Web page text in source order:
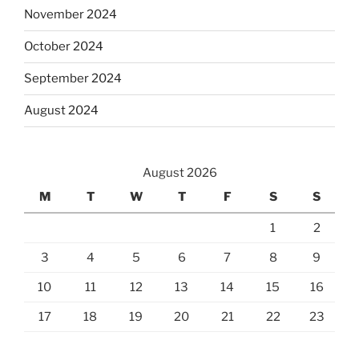
November 2024
October 2024
September 2024
August 2024
August 2026
M
T W T F S S
1 2
3 4 5 6 7 8 9
10 11 12 13 14 15 16
17 18 19 20 21 22 23